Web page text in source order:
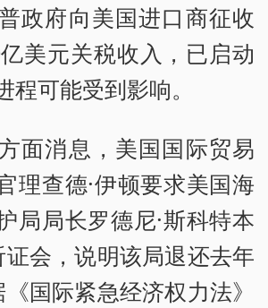
政府向美国进口商征收
美元关税收入，已启动
程可能受到影响。
消息，美国国际贸易
理查德·伊顿要求美国海
局局长罗德尼·斯科特本
证会，说明该局退还去年
国际紧急经济权力法》